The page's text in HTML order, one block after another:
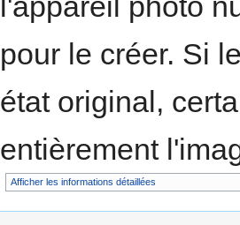
pour le créer. Si
état original,
entièrement
Afficher les informations détaillées